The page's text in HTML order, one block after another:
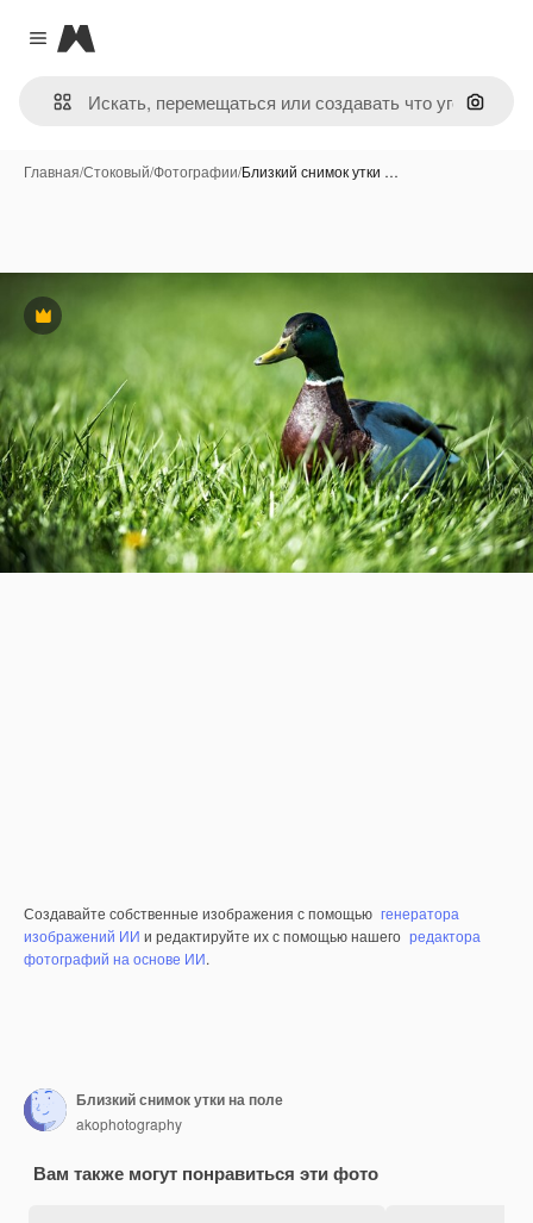
Close menu
Magnific
Поиск
Главная/Стоковый/Фотографии/Близкий снимок утки …
Премиум
Создавайте собственные изображения с помощью генератора
изображений ИИ и редактируйте их с помощью нашего редактора
фотографий на основе ИИ.
Близкий снимок утки на поле
akophotography
Вам также могут понравиться эти фото